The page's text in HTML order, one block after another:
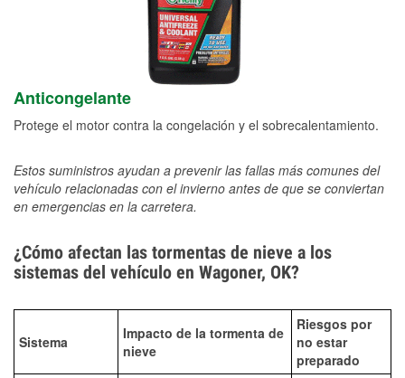
Anticongelante
Protege el motor contra la congelación y el sobrecalentamiento.
Estos suministros ayudan a prevenir las fallas más comunes del
vehículo relacionadas con el invierno antes de que se conviertan
en emergencias en la carretera.
¿Cómo afectan las tormentas de nieve a los
sistemas del vehículo en Wagoner, OK?
Sistema
Impacto de la tormenta de
nieve
Riesgos por
no estar
preparado